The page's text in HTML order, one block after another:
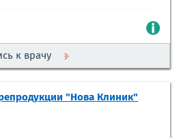
к врачу
"Нова Клиник"